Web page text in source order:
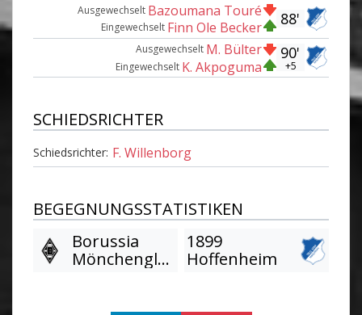
88'
Ausgewechselt Bazoumana Touré
Eingewechselt Finn Ole Becker
90'
+5
Ausgewechselt M. Bülter
Eingewechselt K. Akpoguma
SCHIEDSRICHTER
Schiedsrichter: F. Willenborg
BEGEGNUNGSSTATISTIKEN
Borussia
Mönchengladbach
1899
Hoffenheim